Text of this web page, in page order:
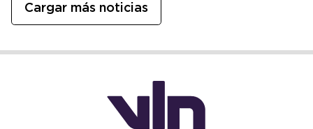
Cargar más noticias